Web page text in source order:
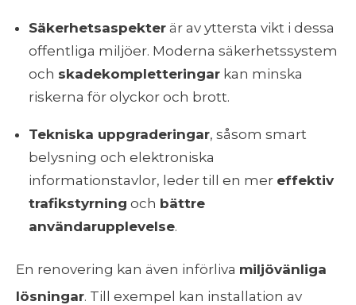
Säkerhetsaspekterär av yttersta vikt i dessa
offentliga miljöer. Moderna säkerhetssystem
och skadekompletteringarkan minska
riskerna för olyckor och brott.
Tekniska uppgraderingar, såsom smart
belysning och elektroniska
informationstavlor, leder till en mer effektiv
trafikstyrning och bättre
användarupplevelse.
En renovering kan även införliva miljövänliga
lösningar. Till exempel kan installation av